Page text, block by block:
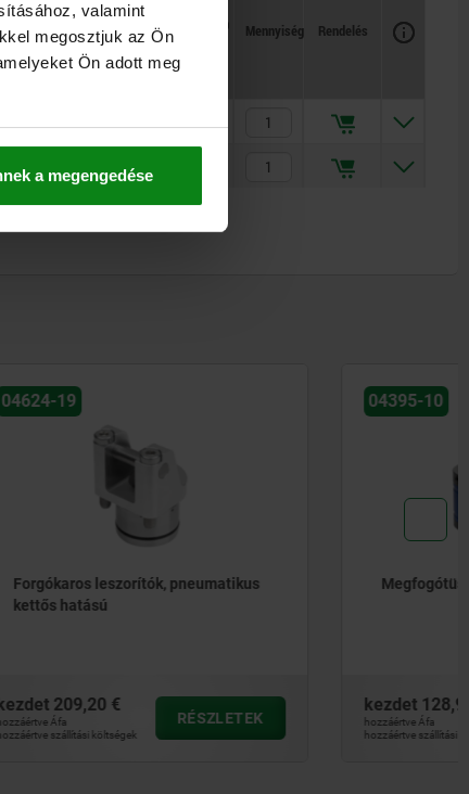
valamint
megosztjuk az Ön
Ön adott meg
a megengedése
CAD
Rendelkezésre állás
Mennyiség Rendelés
883,00 €
Megfogótüske, rugalmas
kezdet
hozzáértve Áfa
hozzáértve szállítási költségek
RÉSZLETEK